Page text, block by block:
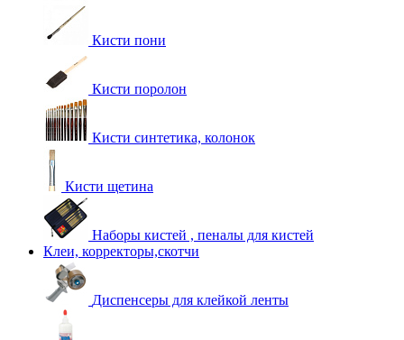
Кисти пони
Кисти поролон
Кисти синтетика, колонок
Кисти щетина
Наборы кистей , пеналы для кистей
Клеи, корректоры,скотчи
Диспенсеры для клейкой ленты